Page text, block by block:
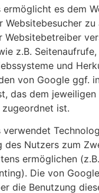
es dem
Websitebesucher zu
Websitebetreiber
z.B. Seitenaufrufe,
und
von Google ggf.
das dem
ist.
des Nutzers zum
ermöglichen
Die von
die Benutzung